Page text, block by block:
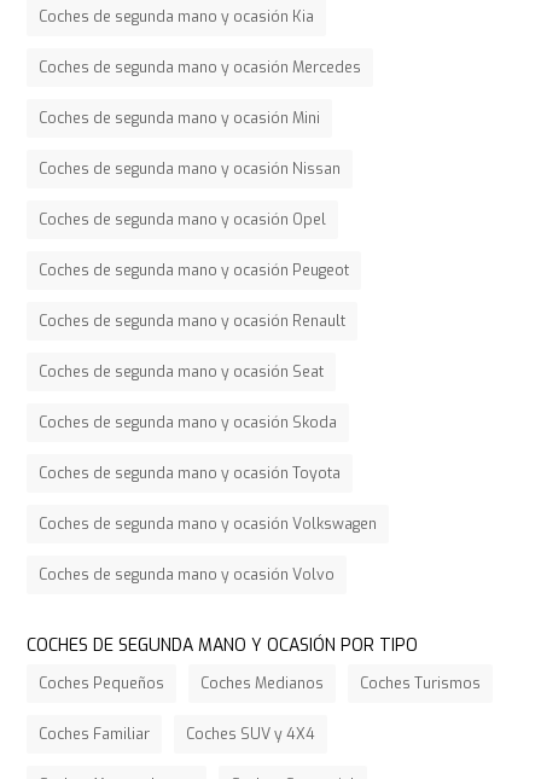
Coches de segunda mano y ocasión Kia
Coches de segunda mano y ocasión Mercedes
Coches de segunda mano y ocasión Mini
Coches de segunda mano y ocasión Nissan
Coches de segunda mano y ocasión Opel
Coches de segunda mano y ocasión Peugeot
Coches de segunda mano y ocasión Renault
Coches de segunda mano y ocasión Seat
Coches de segunda mano y ocasión Skoda
Coches de segunda mano y ocasión Toyota
Coches de segunda mano y ocasión Volkswagen
Coches de segunda mano y ocasión Volvo
COCHES DE SEGUNDA MANO Y OCASIÓN POR TIPO
Coches Pequeños Coches Medianos Coches Turismos
Coches Familiar Coches SUV y 4X4